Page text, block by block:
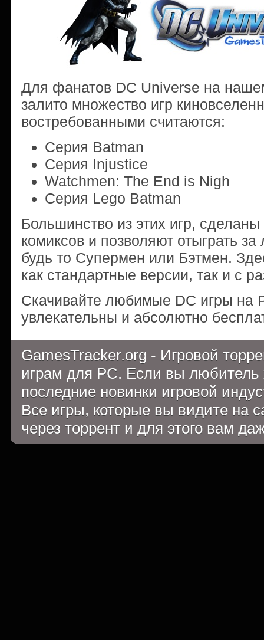
Для фанатов DC Universe на
залито множество игр
востребованными считаются:
Серия Batman
Серия Injustice
Watchmen: The End is Nigh
Серия Lego Batman
Большинство из этих игр,
комиксов и позволяют отыграть
будь то Супермен или Бэтмен.
как стандартные версии, так и с
Скачивайте любимые DC игры на
увлекательны и абсолютно
GamesTracker.org - Игровой
играм для PC. Если вы
последние новинки игровой
Все игры, которые вы видите на
через торрент и для этого вам